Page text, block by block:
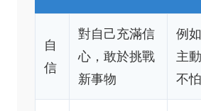
自
信
對自己充滿信
心，敢於挑戰
新事物
例
主
不